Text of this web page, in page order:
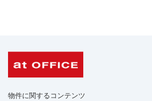
物件に関するコンテンツ